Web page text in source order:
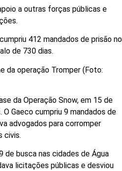
a outras forças públicas e
412 mandados de prisão no
de 730 dias.
da operação Tromper (Foto:
da Operação Snow, em 15 de
Gaeco cumpriu 9 mandados de
advogados para corromper
civis.
de busca nas cidades de Água
licitações públicas e desviou